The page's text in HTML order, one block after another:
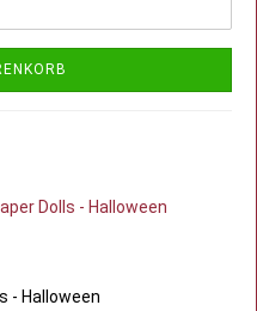
- Halloween